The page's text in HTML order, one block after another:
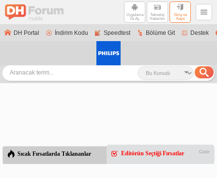
Uygulama
ile Aç
Teknoloji
Haberleri
Giriş ve
Kayıt
DH Portal İndirim Kodu Speedtest Bölüme Git Destek
Sıcak Fırsatlarda Tıklananlar Editörün Seçtiği Fırsatlar Gizle